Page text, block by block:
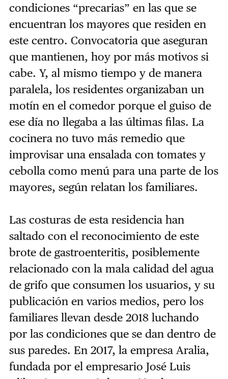
condiciones “precarias” en las que se
encuentran los mayores que residen en
este centro. Convocatoria que aseguran
que mantienen, hoy por más motivos si
cabe. Y, al mismo tiempo y de manera
paralela, los residentes organizaban un
motín en el comedor porque el guiso de
ese día no llegaba a las últimas filas. La
cocinera no tuvo más remedio que
improvisar una ensalada con tomates y
cebolla como menú para una parte de los
mayores, según relatan los familiares.
Las costuras de esta residencia han
saltado con el reconocimiento de este
brote de gastroenteritis, posiblemente
relacionado con la mala calidad del agua
de grifo que consumen los usuarios, y su
publicación en varios medios, pero los
familiares llevan desde 2018 luchando
por las condiciones que se dan dentro de
sus paredes. En 2017, la empresa Aralia,
fundada por el empresario José Luis